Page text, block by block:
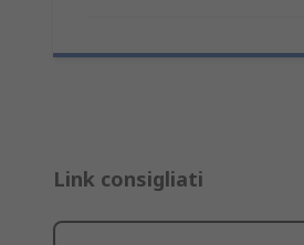
Link consigliati